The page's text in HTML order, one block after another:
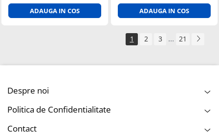
ADAUGA IN COS ADAUGA IN COS
1 2 3 ... 21
Despre noi
Politica de Confidentialitate
Contact